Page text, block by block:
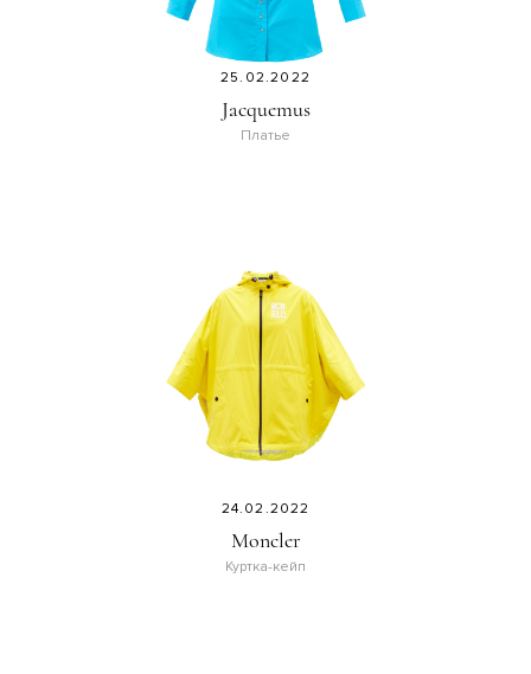
25.02.2022
Jacquemus
Платье
24.02.2022
Moncler
Куртка-кейп